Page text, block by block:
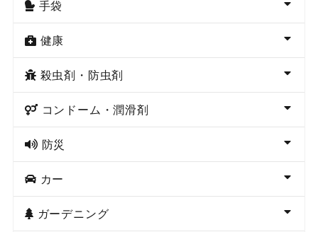
手袋
健康
殺虫剤・防虫剤
コンドーム・潤滑剤
防災
カー
ガーデニング